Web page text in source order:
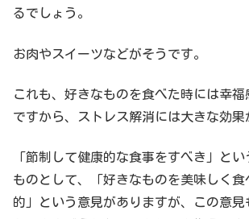
るでしょう。
お肉やスイーツなどがそうです。
これも、好きなものを食べた時には幸
ですから、ストレス解消には大きな効果
「節制して健康的な食事をすべき」と
ものとして、「好きなものを美味しく
的」という意見がありますが、この意見